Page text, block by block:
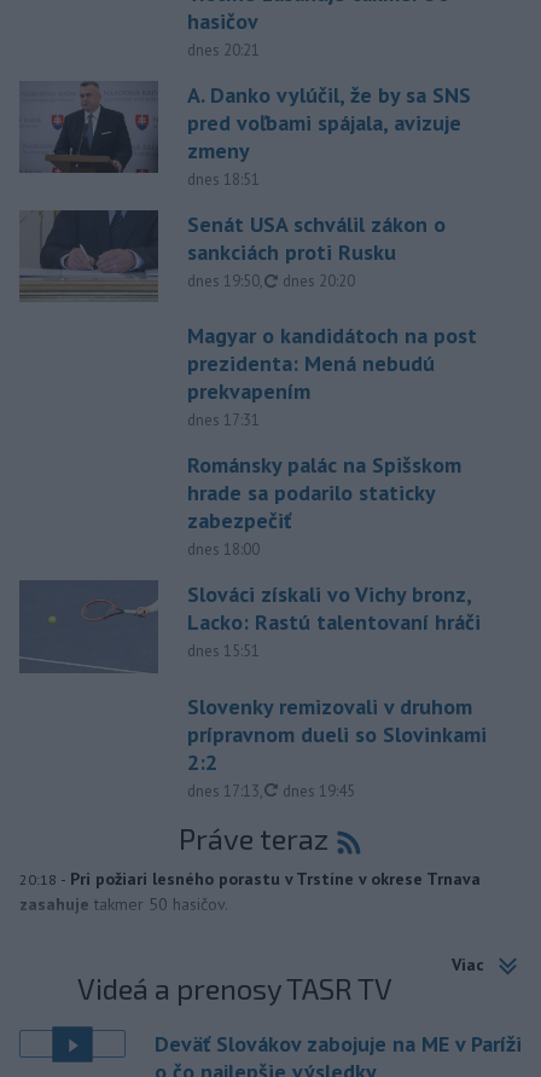
hasičov
dnes 20:21
A. Danko vylúčil, že by sa SNS
pred voľbami spájala, avizuje
zmeny
dnes 18:51
Senát USA schválil zákon o
sankciách proti Rusku
dnes 19:50, aktualizované
dnes 20:20
Magyar o kandidátoch na post
prezidenta: Mená nebudú
prekvapením
dnes 17:31
Románsky palác na Spišskom
hrade sa podarilo staticky
zabezpečiť
dnes 18:00
Slováci získali vo Vichy bronz,
Lacko: Rastú talentovaní hráči
dnes 15:51
Slovenky remizovali v druhom
prípravnom dueli so Slovinkami
2:2
dnes 17:13, aktualizované
dnes 19:45
Práve teraz
20:18 - Pri požiari lesného porastu v Trstíne v okrese Trnava
zasahuje takmer 50 hasičov.
Viac
Videá a prenosy TASR TV
Deväť Slovákov zabojuje na ME v Paríži